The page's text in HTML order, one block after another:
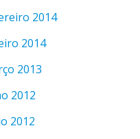
2014
2014
2013
2012
2012